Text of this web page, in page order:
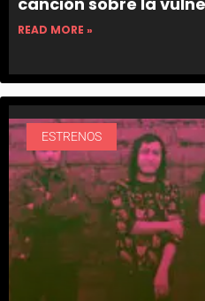
READ MORE »
ESTRENOS